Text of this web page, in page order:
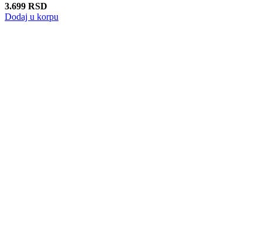
3.699 RSD
Dodaj u korpu